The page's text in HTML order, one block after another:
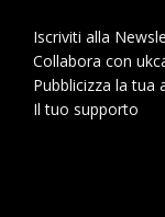
Iscriviti alla
Collabora con
Pubblicizza la tua
Il tuo supporto